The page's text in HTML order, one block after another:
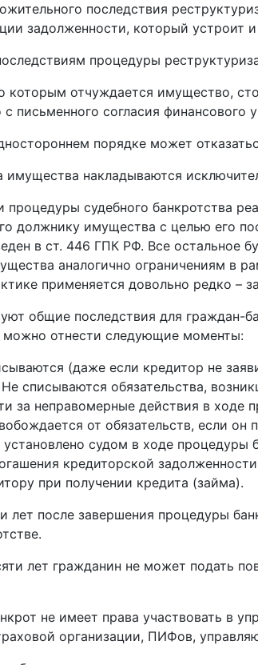
последствия
задолженности, который устроит
процедуры
которым отчуждается имущество,
с письменного согласия
порядке может
имущества накладываются
процедуры судебного банкротства
должнику имущества с целью его
в ст. 446 ГПК РФ. Все остальное
аналогично ограничениям в
применяется довольно редко –
общие последствия для граждан-
можно отнести следующие моменты:
(даже если кредитор не
Не списываются обязательства,
за неправомерные действия в ходе
от обязательств, если
установлено судом в ходе
кредиторской
при получении кредита (займа).
лет после завершения процедуры
лет гражданин не может подать
не имеет права участвовать в
организации, ПИФов,